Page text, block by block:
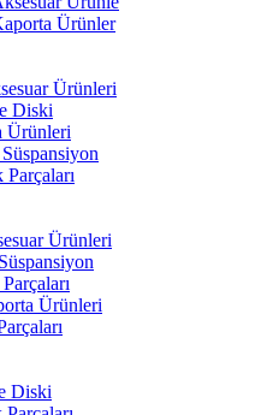
Ürünler
Ürünleri
Diski
Ürünleri
Ürünleri
Ürünleri
Diski